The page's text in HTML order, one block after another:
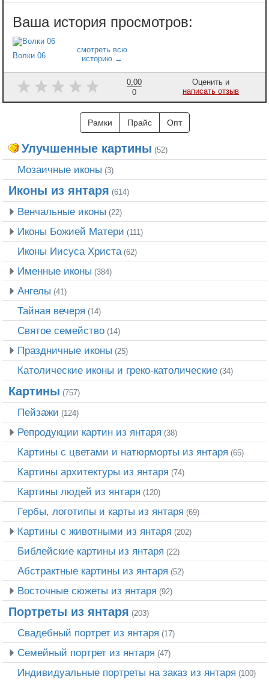
Волки 06
0,00
0
Оценить и
написать отзыв
Рамки Прайс Опт
Улучшенные картины (52)
Мозаичные иконы (3)
Иконы из янтаря (614)
Венчальные иконы (22)
Иконы Божией Матери (111)
Иконы Иисуса Христа(62)
Именные иконы (384)
Ангелы (41)
Тайная вечеря (14)
Святое семейство (14)
Праздничные иконы (25)
Католические иконы и греко-католические (34)
Картины (757)
Пейзажи (124)
Репродукции картин из янтаря (38)
Картины с цветами и натюрморты из янтаря (65)
Картины архитектуры из янтаря (74)
Картины людей из янтаря (120)
Гербы, логотипы и карты из янтаря (69)
Картины с животными из янтаря (202)
Библейские картины из янтаря (22)
Абстрактные картины из янтаря (52)
Восточные сюжеты из янтаря (92)
Портреты из янтаря (203)
Свадебный портрет из янтаря (17)
Семейный портрет из янтаря (47)
Индивидуальные портреты на заказ из янтаря (100)